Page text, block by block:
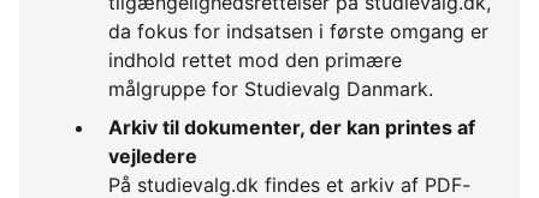
da fokus for indsatsen i første omgang er
indhold rettet mod den primære
målgruppe for Studievalg Danmark.
Arkiv til dokumenter, der kan printes af
vejledere
På studievalg.dk findes et arkiv af PDF-